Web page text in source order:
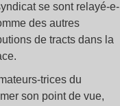
se sont relayé-e-
des autres
de tracts dans la
trices du
son point de vue,